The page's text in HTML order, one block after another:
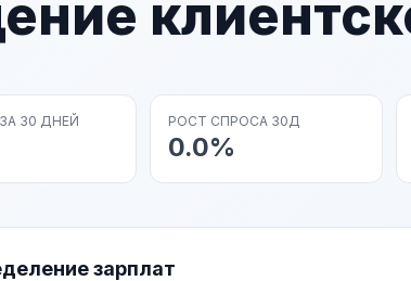
30 ДНЕЙ РОСТ СПРОСА 30Д
0.0%
зарплат